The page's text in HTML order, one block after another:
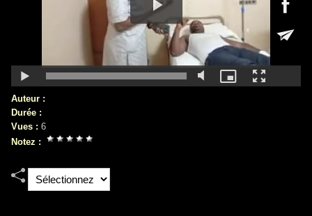
Auteur :
Durée :
Vues : 6
Notez :